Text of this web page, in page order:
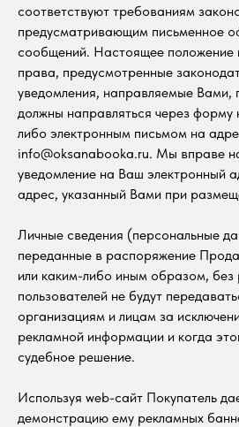
соответствуют требованиям
предусматривающим письменное
сообщений. Настоящее положение
права, предусмотренные
уведомления, направляемые Вами,
должны направляться через
либо электронным письмом на
info@oksanabooka.ru. Мы вправе
уведомление на Ваш электронный
адрес, указанный Вами при
Личные сведения (персональные
переданные в распоряжение
или каким-либо иным образом, без
пользователей не будут
организациям и лицам за
рекламной информации и когда
судебное решение.
Используя web-сайт Покупатель
демонстрацию ему рекламных